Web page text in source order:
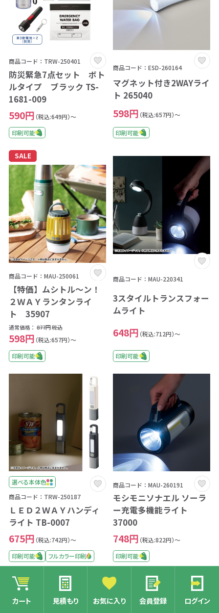
カート 見積もり お気に入り 会員登録 ログイン
商品コード：TRW-250401
防災緊急7点セット ボト
ルタイプ ブラック TS-
1681-009
590円 （税込:649円）～
印刷可能
商品コード：ESD-260164
マグネット付き2WAYライ
ト 265040
598円 （税込:657円）～
印刷可能
SALE
商品コード：MAU-250061
【特価】ムシトル～ン！
２ＷＡＹランタンライ
ト 35907
通常価格： 877円税込
598円 （税込:657円）～
印刷可能
商品コード：MAU-220341
3スタイルトランスフォー
ムライト
648円 （税込:712円）～
印刷可能
選べる本体色
商品コード：TRW-250187
ＬＥＤ２ＷＡＹハンディ
ライト TB-0007
675円 （税込:742円）～
印刷可能
フルカラー印刷
商品コード：MAU-260191
モシモニソナエル ソーラ
ー充電多機能ライト
37000
748円 （税込:822円）～
印刷可能